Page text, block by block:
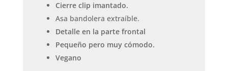
Cierre clip imantado.
Asa bandolera extraíble.
Detalle en la parte frontal
Pequeño pero muy cómodo.
Vegano